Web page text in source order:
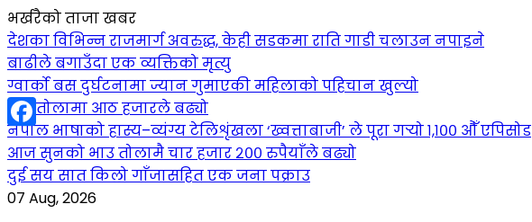
भर्खरैको ताजा खबर
देशका विभिन्न राजमार्ग अवरुद्ध, केही सडकमा राति गाडी चलाउन नपाइने
बाढीले बगाउँदा एक व्यक्तिको मृत्यु
ग्वार्को बस दुर्घटनामा ज्यान गुमाएकी महिलाको पहिचान खुल्यो
सुन तोलामा आठ हजारले बढ्यो
नेपाल भाषाको हास्य–व्यंग्य टेलिशृंखला ‘ख्वत्ताबाजी’ ले पूरा गर्‍यो १,१०० औँ एपिसोड
आज सुनको भाउ तोलामै चार हजार २०० रुपैयाँले बढ्यो
दुई सय सात किलो गाँजासहित एक जना पक्राउ
07 Aug, 2026
Facebook